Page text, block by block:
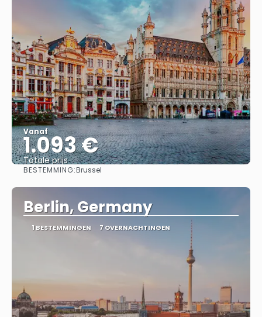
Vanaf
1.093 €
Totale prijs
BESTEMMING:Brussel
Berlin, Germany
1 BESTEMMINGEN 7 OVERNACHTINGEN